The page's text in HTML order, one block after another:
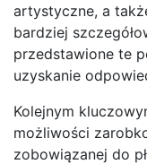
artystyczne, a
bardziej
przedstawione te
uzyskanie
Kolejnym
możliwości
zobowiązanej do